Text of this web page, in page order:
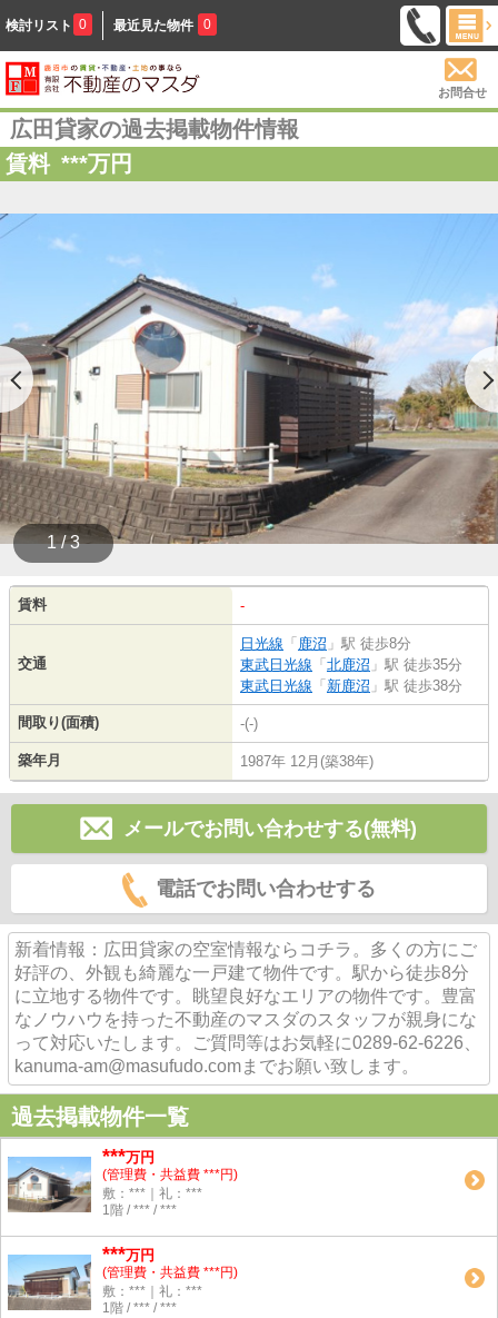
検討リスト 0 最近見た物件 0
お問合せ
広田貸家の過去掲載物件情報
賃料 ***万円
1 / 3
賃料 -
交通
日光線 「 鹿沼 」駅 徒歩8分
東武日光線 「 北鹿沼 」駅 徒歩35分
東武日光線 「 新鹿沼 」駅 徒歩38分
間取り(面積) -(-)
築年月 1987年 12月(築38年)
メールでお問い合わせする(無料)
電話でお問い合わせする
新着情報：広田貸家の空室情報ならコチラ。多くの方にご
好評の、外観も綺麗な一戸建て物件です。駅から徒歩8分
に立地する物件です。眺望良好なエリアの物件です。豊富
なノウハウを持った不動産のマスダのスタッフが親身にな
って対応いたします。ご質問等はお気軽に0289-62-6226、
kanuma-am@masufudo.comまでお願い致します。
過去掲載物件一覧
***万円
(管理費・共益費 ***円)
敷：***｜礼：***
1階 / *** / ***
***万円
(管理費・共益費 ***円)
敷：***｜礼：***
1階 / *** / ***